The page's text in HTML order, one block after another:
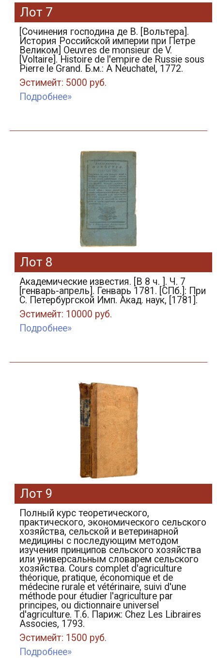
Лот 7
[Сочинения господина де В. [Вольтера].
История Российской империи при Петре
Великом] Oeuvres de monsieur de V.
[Voltaire]. Histoire de l'еmpire de Russie sous
Pierre le Grand. Б.м.: A Neuchatel, 1772.
Эстимейт: 5000 руб.
Подробнее»
Лот 8
Академические известия. [В 8 ч. ]. Ч. 7
[генварь-апрель]. Генварь 1781. [СПб.]: При
С. Петербургской Имп. Акад. наук, [1781].
Эстимейт: 10000 руб.
Подробнее»
Лот 9
Полный курс теоретического,
практического, экономического сельского
хозяйства, сельской и ветеринарной
медицины с последующим методом
изучения принципов сельского хозяйства
или универсальным словарем сельского
хозяйства. Cours complet d'agriculture
théorique, pratique, économique et de
médecine rurale et vétérinaire, suivi d'une
méthode pour étudier l'agriculture par
principes, ou dictionnaire universel
d'agriculture. Т.6. Париж: Chez Les Libraires
Associes, 1793.
Эстимейт: 1500 руб.
Подробнее»